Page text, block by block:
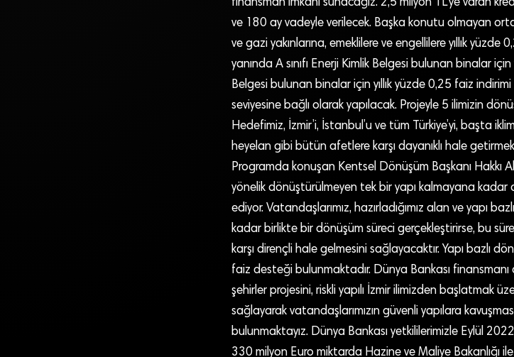
finansman imkânı sunacağız. 2,5 milyon TL’ye varan
ve 180 ay vadeyle verilecek. Başka konutu olmayan
ve gazi yakınlarına, emeklilere ve engellilere yıllık
yanında A sınıfı Enerji Kimlik Belgesi bulunan binalar için
Belgesi bulunan binalar için yıllık yüzde 0,25 faiz
seviyesine bağlı olarak yapılacak. Projeyle 5 ilimizin
Hedefimiz, İzmir’i, İstanbul’u ve tüm Türkiye’yi, başta
heyelan gibi bütün afetlere karşı dayanıklı hale
Programda konuşan Kentsel Dönüşüm Başkanı Hakkı
yönelik dönüştürülmeyen tek bir yapı kalmayana kadar
ediyor. Vatandaşlarımız, hazırladığımız alan ve yapı
kadar birlikte bir dönüşüm süreci gerçekleştirirse, bu
karşı dirençli hale gelmesini sağlayacaktır. Yapı bazlı
faiz desteği bulunmaktadır. Dünya Bankası finansmanı
şehirler projesini, riskli yapılı İzmir ilimizden başlatmak
sağlayarak vatandaşlarımızın güvenli yapılara
bulunmaktayız. Dünya Bankası yetkililerimizle Eylül
330 milyon Euro miktarda Hazine ve Maliye Bakanlığı